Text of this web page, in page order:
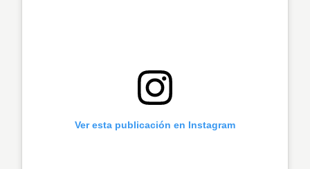
Ver esta publicación en Instagram